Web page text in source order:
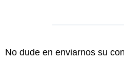
No dude en enviarnos su